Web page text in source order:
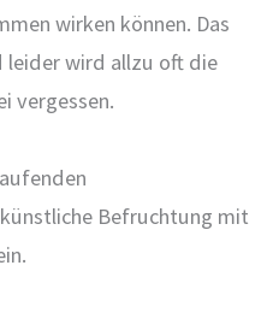
wirken können. Das
leider wird allzu oft die
vergessen.
Befruchtung mit